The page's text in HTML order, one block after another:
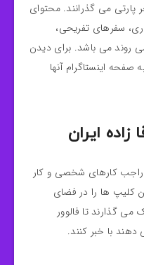
پارتی می گذرانند. محتوای
سفرهای تفریحی،
می باشد. برای دیدن
صفحه اینستاگرام آنها
ایران
راجب کارهای شخصی و کار
کلیپ ها را در فضای
می گذارند تا فالوور
دهند با خبر کنند.